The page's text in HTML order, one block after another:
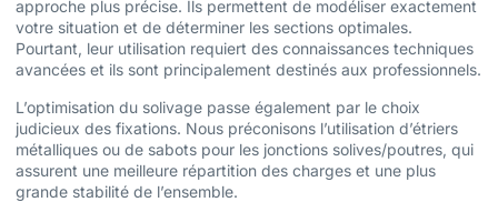
approche plus précise. Ils permettent de modéliser exactement
votre situation et de déterminer les sections optimales.
Pourtant, leur utilisation requiert des connaissances techniques
avancées et ils sont principalement destinés aux professionnels.
L’optimisation du solivage passe également par le choix
judicieux des fixations. Nous préconisons l’utilisation d’étriers
métalliques ou de sabots pour les jonctions solives/poutres, qui
assurent une meilleure répartition des charges et une plus
grande stabilité de l’ensemble.